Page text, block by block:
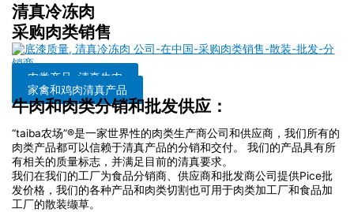
清真冷冻肉
采购肉类销售
肉类产品, 清真牛肉
家禽和鸡肉清真产品
牛肉和肉类分销和批发供应：
“taiba农场”®是一家世界性的肉类生产商公司和供应商，我们所有的
肉类产品都可以信赖于清真产品的分销和交付。 我们的产品具有所
有相关的质量标志，并满足目前的清真要求。
我们在我们的工厂为食品分销商、供应商和批发商公司提供Pice批
发价格，我们的各种产品和肉类切割也可用于肉类加工厂和食品加
工厂的散装缬草。